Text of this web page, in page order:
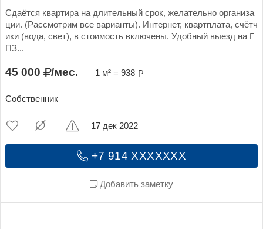
Сдаётся квартира на длительный срок, желательно организа
ции. (Рассмотрим все варианты). Интернет, квартплата, счётч
ики (вода, свет), в стоимость включены. Удобный выезд на Г
ПЗ...
45 000 /мес. 1 м² = 938
Собственник
+7 914 XXXXXXX
Добавить заметку
17 дек 2022